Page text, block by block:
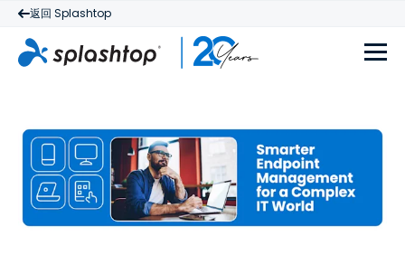
返回 Splashtop